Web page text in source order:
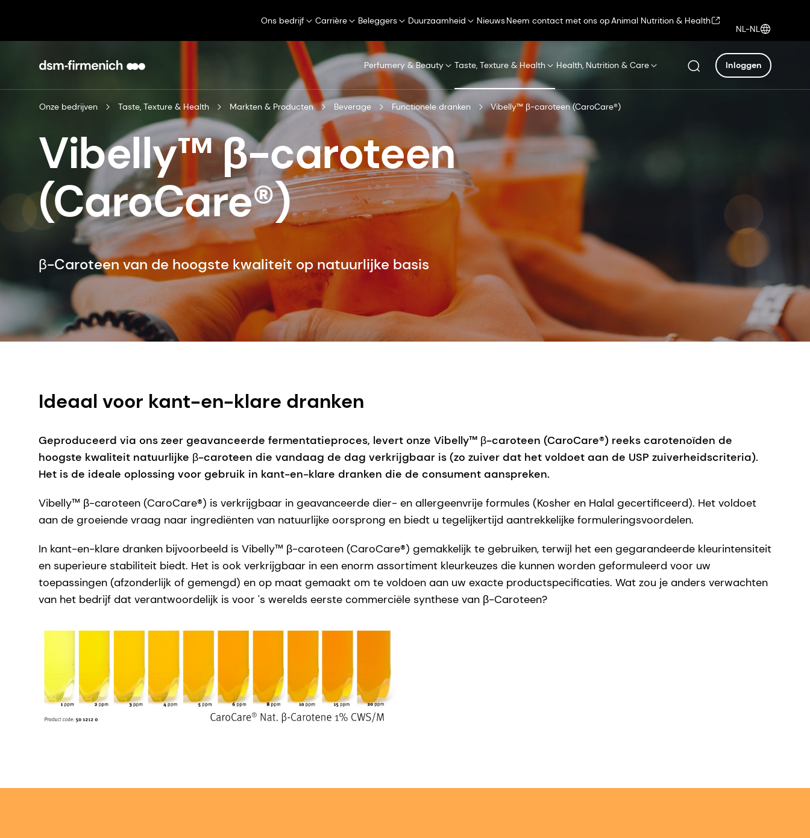
Ons bedrijf Carrière Beleggers Duurzaamheid NieuwsNeem contact met ons opAnimal Nutrition & Health
NL-NL
Perfumery & Beauty Taste, Texture & Health Health, Nutrition & Care Inloggen
Onze bedrijven Taste, Texture & Health Markten & Producten Beverage Functionele dranken Vibelly™ β-caroteen (CaroCare®)
Vibelly™ β-caroteen
(CaroCare®)
β-Caroteen van de hoogste kwaliteit op natuurlijke basis
Ideaal voor kant-en-klare dranken
Geproduceerd via ons zeer geavanceerde fermentatieproces, levert onze Vibelly™ β-caroteen (CaroCare®) reeks carotenoïden de
hoogste kwaliteit natuurlijke β-caroteen die vandaag de dag verkrijgbaar is (zo zuiver dat het voldoet aan de USP zuiverheidscriteria).
Het is de ideale oplossing voor gebruik in kant-en-klare dranken die de consument aanspreken.
Vibelly™ β-caroteen (CaroCare®) is verkrijgbaar in geavanceerde dier- en allergeenvrije formules (Kosher en Halal gecertificeerd). Het voldoet
aan de groeiende vraag naar ingrediënten van natuurlijke oorsprong en biedt u tegelijkertijd aantrekkelijke formuleringsvoordelen.
In kant-en-klare dranken bijvoorbeeld is Vibelly™ β-caroteen (CaroCare®) gemakkelijk te gebruiken, terwijl het een gegarandeerde kleurintensiteit
en superieure stabiliteit biedt. Het is ook verkrijgbaar in een enorm assortiment kleurkeuzes die kunnen worden geformuleerd voor uw
toepassingen (afzonderlijk of gemengd) en op maat gemaakt om te voldoen aan uw exacte productspecificaties. Wat zou je anders verwachten
van het bedrijf dat verantwoordelijk is voor 's werelds eerste commerciële synthese van β-Caroteen?